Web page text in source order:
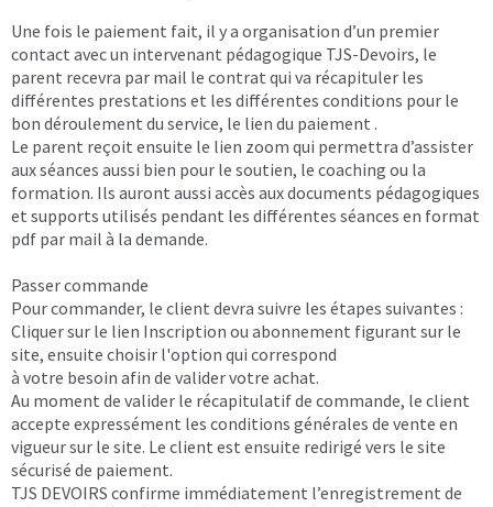
Une fois le paiement fait, il y a organisation d’un premier
contact avec un intervenant pédagogique TJS-Devoirs, le
parent recevra par mail le contrat qui va récapituler les
différentes prestations et les différentes conditions pour le
bon déroulement du service, le lien du paiement .
Le parent reçoit ensuite le lien zoom qui permettra d’assister
aux séances aussi bien pour le soutien, le coaching ou la
formation. Ils auront aussi accès aux documents pédagogiques
et supports utilisés pendant les différentes séances en format
pdf par mail à la demande.
Passer commande
Pour commander, le client devra suivre les étapes suivantes :
Cliquer sur le lien Inscription ou abonnement figurant sur le
site, ensuite choisir l'option qui correspond
à votre besoin afin de valider votre achat.
Au moment de valider le récapitulatif de commande, le client
accepte expressément les conditions générales de vente en
vigueur sur le site. Le client est ensuite redirigé vers le site
sécurisé de paiement.
TJS DEVOIRS confirme immédiatement l’enregistrement de